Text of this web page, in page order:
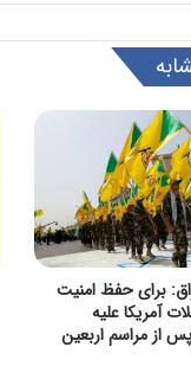
برای حفظ امنیت
آمریکا علیه
از مراسم اربعین